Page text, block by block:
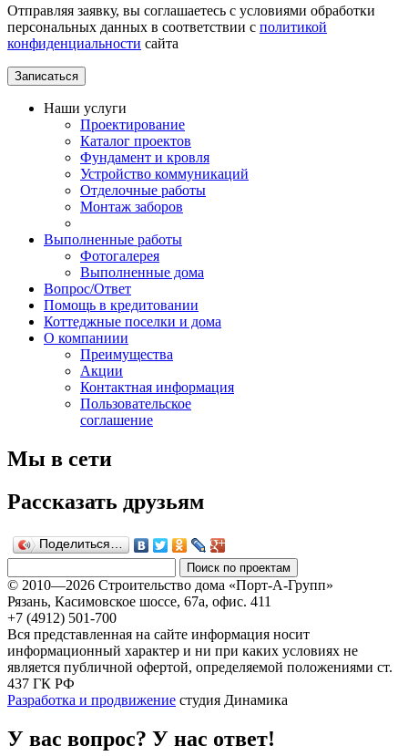
Отправляя заявку, вы соглашаетесь с условиями обработки
персональных данных в соответствии с политикой
конфиденциальности сайта
Наши услуги
Проектирование
Каталог проектов
Фундамент и кровля
Устройство коммуникаций
Отделочные работы
Монтаж заборов
Выполненные работы
Фотогалерея
Выполненные дома
Вопрос/Ответ
Помощь в кредитовании
Коттеджные поселки и дома
О компаниии
Преимущества
Акции
Контактная информация
Пользовательское
соглашение
Мы в сети
Рассказать друзьям
Поделиться…
© 2010—2026 Строительство дома «Порт-А-Групп»
Рязань, Касимовское шоссе, 67а, офиc. 411
+7 (4912) 501-700
Вся представленная на сайте информация носит
информационный характер и ни при каких условиях не
является публичной офертой, определяемой положениями ст.
437 ГК РФ
Разработка и продвижение студия Динамика
У вас вопрос? У нас ответ!